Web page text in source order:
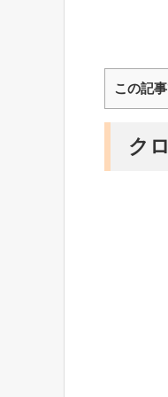
この記
ク